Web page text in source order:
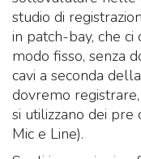
studio di
in patch-bay, che ci
modo fisso, senza
cavi a seconda
dovremo
si utilizzano dei pre
Mic e Line).